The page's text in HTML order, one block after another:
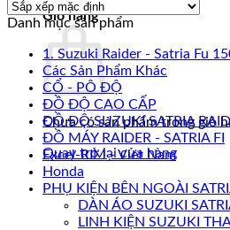
Giỏ hàng
Chưa có sản phẩm trong giỏ
Quay trở lại cửa hàng
Danh mục sản phẩm
1. Suzuki Raider - Satria Fu
Các Sản Phẩm Khác
CỔ - PÔ ĐỘ
ĐỒ ĐỘ CAO CẤP
ĐỒ ĐỘ SUZUKI SATRIA
ĐỒ MÁY RAIDER - SATRIA FI
Excel-RIM - Viet Nam
Honda
PHỤ KIỆN BÊN NGOÀI
DÀN ÁO SUZUKI
LINH KIỆN SUZUKI